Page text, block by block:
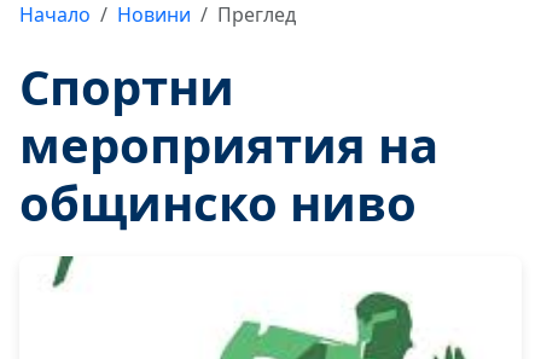
Начало Новини Преглед
Спортни
мероприятия на
общинско ниво